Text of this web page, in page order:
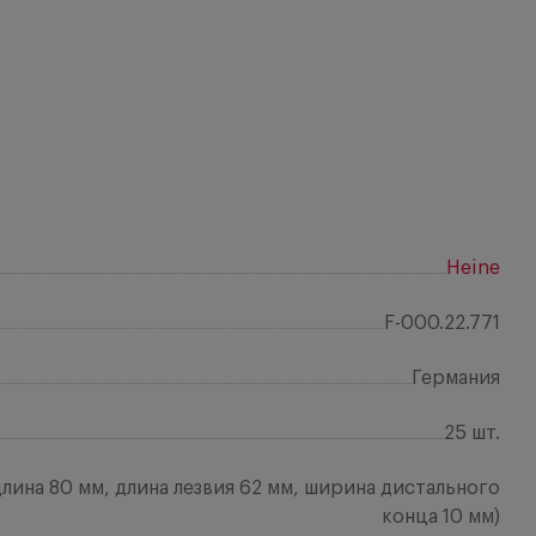
Heine
F-000.22.771
Германия
25 шт.
80 мм, длина лезвия 62 мм, ширина дистального
конца 10 мм)